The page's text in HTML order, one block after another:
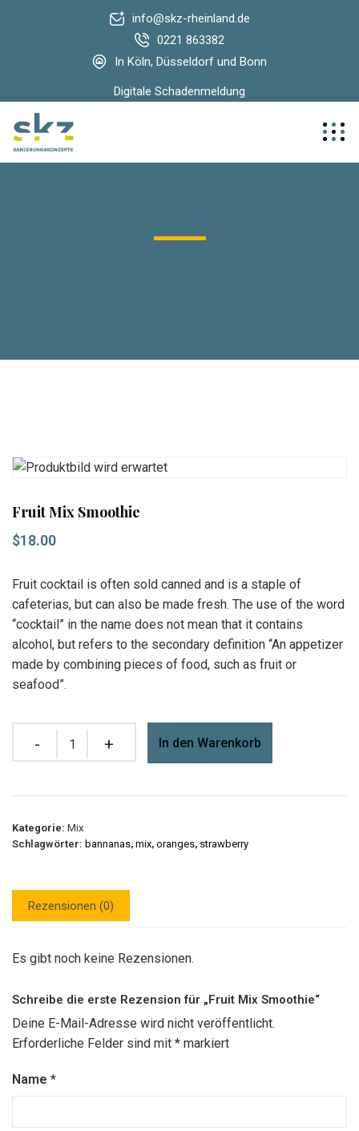
info@skz-rheinland.de
0221 863382
In Köln, Düsseldorf und Bonn
Digitale Schadenmeldung
Fruit Mix Smoothie
$18.00
Fruit cocktail is often sold canned and is a staple of
cafeterias, but can also be made fresh. The use of the word
“cocktail” in the name does not mean that it contains
alcohol, but refers to the secondary definition “An appetizer
made by combining pieces of food, such as fruit or
seafood”.
Quantity
In den Warenkorb
Kategorie: Mix
Schlagwörter: bannanas, mix, oranges, strawberry
Rezensionen (0)
Es gibt noch keine Rezensionen.
Schreibe die erste Rezension für „Fruit Mix Smoothie“
Deine E-Mail-Adresse wird nicht veröffentlicht.
Erforderliche Felder sind mit * markiert
Name *